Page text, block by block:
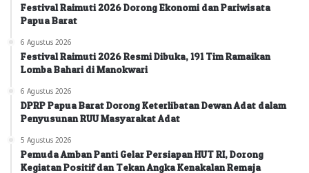
Festival Raimuti 2026 Dorong Ekonomi dan Pariwisata
Papua Barat
6 Agustus 2026
Festival Raimuti 2026 Resmi Dibuka, 191 Tim Ramaikan
Lomba Bahari di Manokwari
6 Agustus 2026
DPRP Papua Barat Dorong Keterlibatan Dewan Adat dalam
Penyusunan RUU Masyarakat Adat
5 Agustus 2026
Pemuda Amban Panti Gelar Persiapan HUT RI, Dorong
Kegiatan Positif dan Tekan Angka Kenakalan Remaja